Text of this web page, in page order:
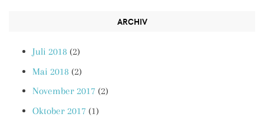
ARCHIV
Juli 2018 (2)
Mai 2018 (2)
November 2017 (2)
Oktober 2017 (1)